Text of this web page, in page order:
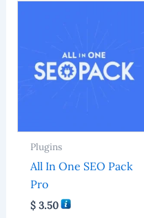
Plugins
All In One SEO Pack
Pro
$3.50